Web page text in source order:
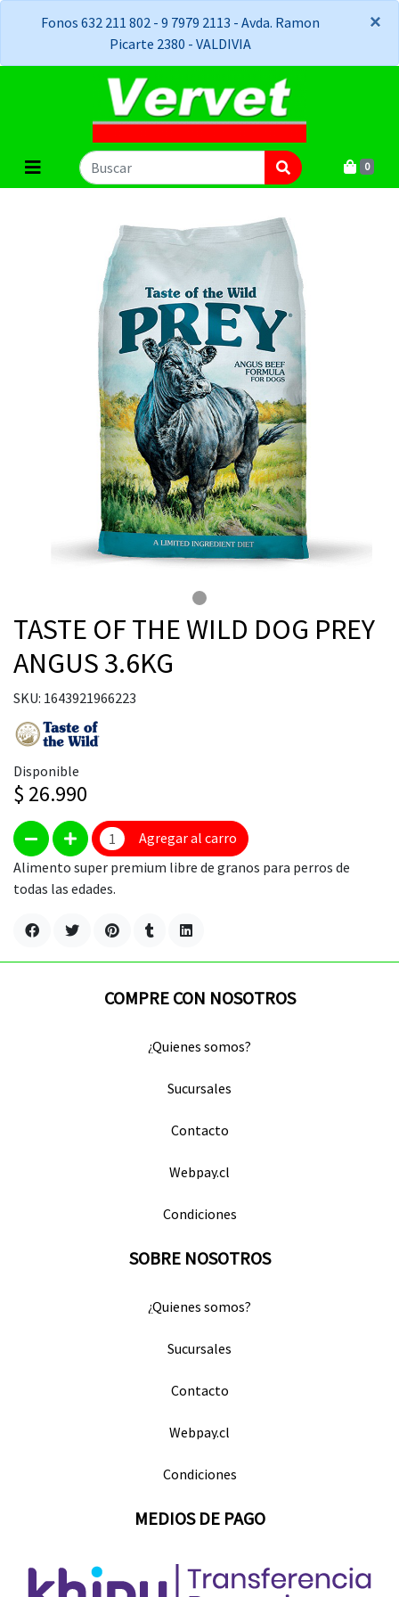
Fonos 632 211 802 - 9 7979 2113 - Avda. Ramon
Picarte 2380 - VALDIVIA
×
×
0
TASTE OF THE WILD DOG PREY
ANGUS 3.6KG
SKU: 1643921966223
Disponible
$ 26.990
Agregar al carro
Alimento super premium libre de granos para perros de
todas las edades.
COMPRE CON NOSOTROS
¿Quienes somos?
Sucursales
Contacto
Webpay.cl
Condiciones
SOBRE NOSOTROS
¿Quienes somos?
Sucursales
Contacto
Webpay.cl
Condiciones
MEDIOS DE PAGO